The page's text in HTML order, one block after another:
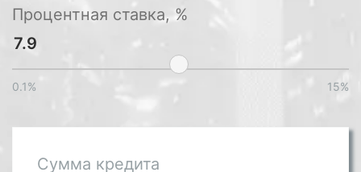
Процентная ставка, %
0.1% 15%
Сумма кредита